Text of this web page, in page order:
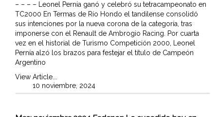
– – – – Leonel Pernía ganó y celebró su tetracampeonato en
TC2000 En Termas de Río Hondo el tandilense consolidó
sus intenciones por la nueva corona de la categoría, tras
imponerse con el Renault de Ambrogio Racing. Por cuarta
vez en el historial de Turismo Competición 2000, Leonel
Pernía alzó los brazos para festejar el título de Campeón
Argentino
View Article...
10 noviembre, 2024